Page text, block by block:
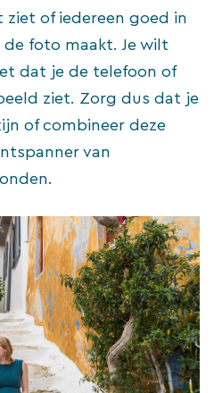
of iedereen goed in
foto maakt. Je wilt
dat je de telefoon of
ziet. Zorg dus dat je
of combineer deze
van